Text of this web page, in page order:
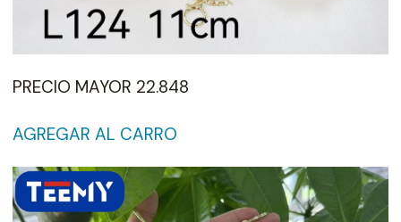
PRECIO MAYOR 22.848
AGREGAR AL CARRO